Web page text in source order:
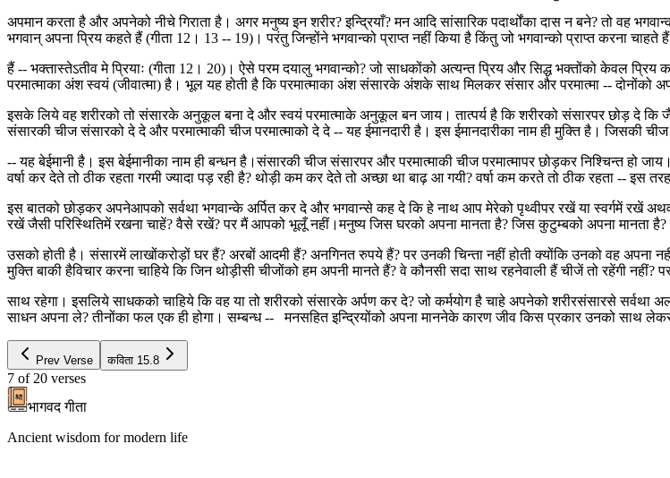
अपमान करता है और अपनेको नीचे गिराता है। अगर मनुष्य इन शरीर? इन्द्रियाँ? मन आदि सांसारिक पदार्थोंका दास न बने? तो वह
भगवान् अपना प्रिय कहते हैं (गीता 12। 13 -- 19)। परंतु जिन्होंने भगवान्को प्राप्त नहीं किया है किंतु जो भगवान्को प्राप्त करना
हैं -- भक्तास्तेऽतीव मे प्रियाः (गीता 12। 20)। ऐसे परम दयालु भगवान्को? जो साधकोंको अत्यन्त प्रिय और सिद्ध भक्तोंको केवल
परमात्माका अंश स्वयं (जीवात्मा) है। भूल यह होती है कि परमात्माका अंश संसारके अंशके साथ मिलकर संसार और परमात्मा --
इसके लिये वह शरीरको तो संसारके अनुकूल बना दे और स्वयं परमात्माके अनुकूल बन जाय। तात्पर्य है कि शरीरको संसारपर छोड़ दे कि
संसारकी चीज संसारको दे दे और परमात्माकी चीज परमात्माको दे दे -- यह ईमानदारी है। इस ईमानदारीका नाम ही मुक्ति है। जिसकी
-- यह बेईमानी है। इस बेईमानीका नाम ही बन्धन है।संसारकी चीज संसारपर और परमात्माकी चीज परमात्मापर छोड़कर निश्चिन्त
वर्षा कर देते तो ठीक रहता गरमी ज्यादा पड़ रही है? थोड़ी कम कर देते तो अच्छा था बाढ़ आ गयी? वर्षा कम करते तो ठीक रहता -- इस
इस बातको छोड़कर अपनेआपको सर्वथा भगवान्के अर्पित कर दे और भगवान्से कह दे कि हे नाथ आप मेरेको पृथ्वीपर रखें या स्वर्गमें रखें
रखें जैसी परिस्थितिमें रखना चाहें? वैसे रखें? पर मैं आपको भूलूँ नहीं।मनुष्य जिस घरको अपना मानता है? जिस कुटुम्बको अपना मानता है?
उसको होती है। संसारमें लाखोंकरोड़ों घर हैं? अरबों आदमी हैं? अनगिनत रुपये हैं? पर उनकी चिन्ता नहीं होती क्योंकि उनको वह अपना
मुक्ति बाकी हैविचार करना चाहिये कि जिन थोड़ीसी चीजोंको हम अपनी मानते हैं? वे कौनसी सदा साथ रहनेवाली हैं चीजें तो रहेंगी नहीं?
साथ रहेगा। इसलिये साधकको चाहिये कि वह या तो शरीरको संसारके अर्पण कर दे? जो कर्मयोग है चाहे अपनेको शरीरसंसारसे सर्वथा
साधन अपना ले? तीनोंका फल एक ही होगा। सम्बन्ध -- मनसहित इन्द्रियोंको अपना माननेके कारण जीव किस प्रकार उनको साथ
Prev Verse कविता 15.8
7 of 20 verses
भागवद गीता
Ancient wisdom for modern life